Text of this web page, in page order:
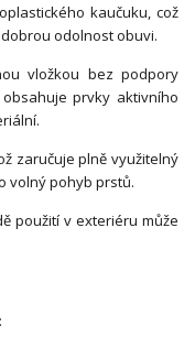
kaučuku, což
odolnost obuvi.
vložkou bez podpory
prvky aktivního
zaručuje plně využitelný
volný pohyb prstů.
použití v exteriéru může